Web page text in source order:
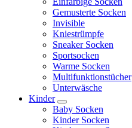
Gemusterte Socken
Invisible
Kniestrümpfe
Sneaker Socken
Sportsocken
Warme Socken
Multifunktionstücher
Unterwäsche
Kinder
Baby Socken
Kinder Socken